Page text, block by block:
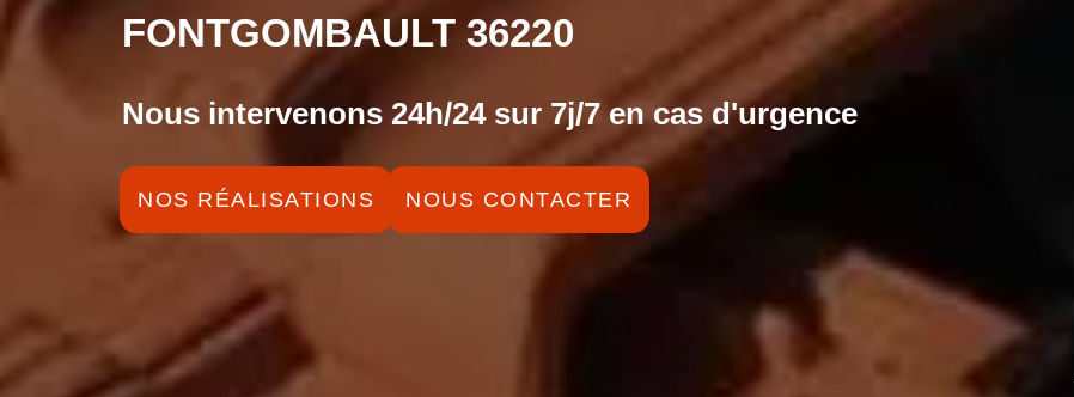
FONTGOMBAULT 36220
Nous intervenons 24h/24 sur 7j/7 en cas d'urgence
NOS RÉALISATIONS NOUS CONTACTER